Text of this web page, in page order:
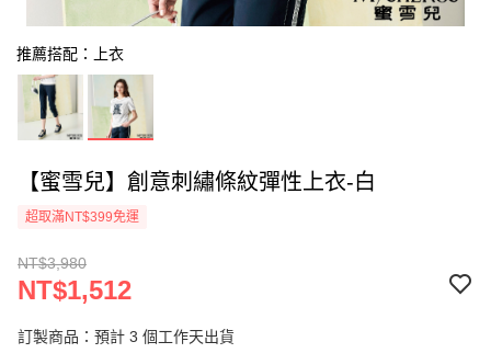
推薦搭配：上衣
【蜜雪兒】創意刺繡條紋彈性上衣-白
超取滿NT$399免運
NT$3,980
NT$1,512
訂製商品：預計 3 個工作天出貨